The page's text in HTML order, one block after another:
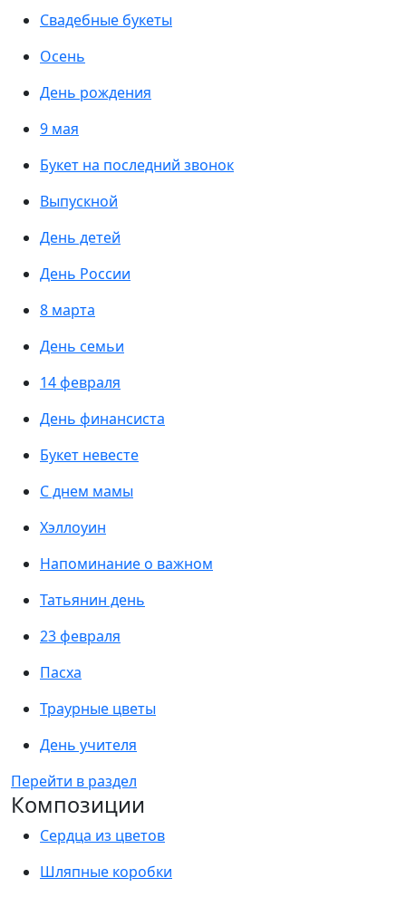
Свадебные букеты
Осень
День рождения
9 мая
Букет на последний звонок
Выпускной
День детей
День России
8 марта
День семьи
14 февраля
День финансиста
Букет невесте
С днем мамы
Хэллоуин
Напоминание о важном
Татьянин день
23 февраля
Пасха
Траурные цветы
День учителя
Перейти в раздел
Композиции
Сердца из цветов
Шляпные коробки